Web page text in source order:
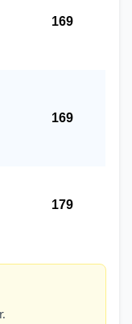
169
169
179